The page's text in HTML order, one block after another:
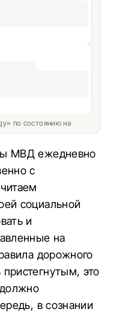
по состоянию на
МВД ежедневно
с
социальной
и
на
дорожного
это
в сознании